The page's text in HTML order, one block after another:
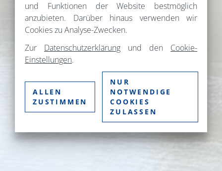
und Funktionen der Website bestmöglich
anzubieten. Darüber hinaus verwenden wir
Cookies zu Analyse-Zwecken.
Zur Datenschutzerklärung und den Cookie-
Einstellungen.
ALLEN
ZUSTIMMEN
NUR
NOTWENDIGE
COOKIES
ZULASSEN